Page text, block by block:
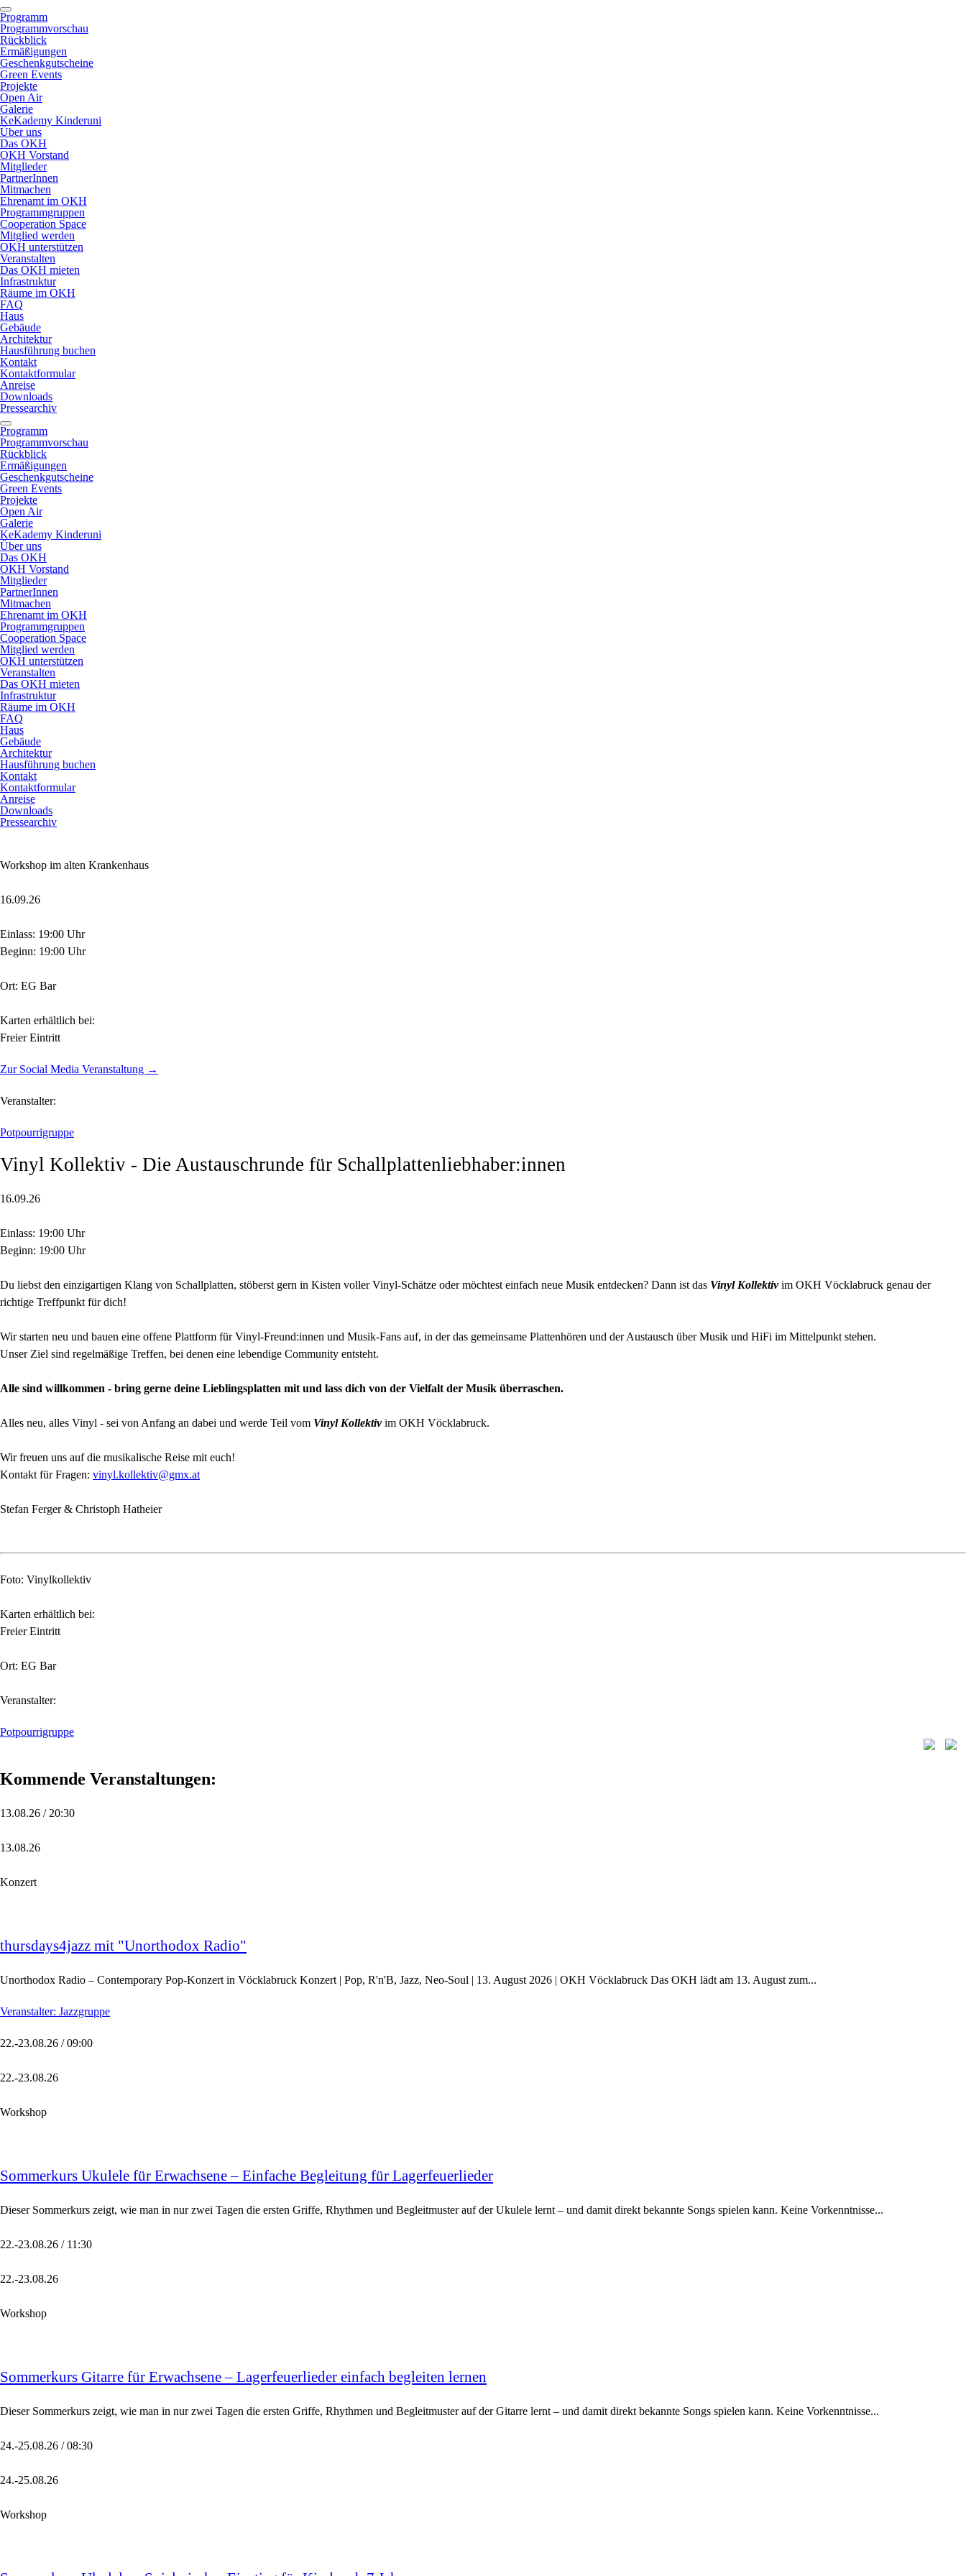
Programm
Programmvorschau
Rückblick
Ermäßigungen
Geschenkgutscheine
Green Events
Projekte
Open Air
Galerie
KeKademy Kinderuni
Über uns
Das OKH
OKH Vorstand
Mitglieder
PartnerInnen
Mitmachen
Ehrenamt im OKH
Programmgruppen
Cooperation Space
Mitglied werden
OKH unterstützen
Veranstalten
Das OKH mieten
Infrastruktur
Räume im OKH
FAQ
Haus
Gebäude
Architektur
Hausführung buchen
Kontakt
Kontaktformular
Anreise
Downloads
Pressearchiv
Programm
Programmvorschau
Rückblick
Ermäßigungen
Geschenkgutscheine
Green Events
Projekte
Open Air
Galerie
KeKademy Kinderuni
Über uns
Das OKH
OKH Vorstand
Mitglieder
PartnerInnen
Mitmachen
Ehrenamt im OKH
Programmgruppen
Cooperation Space
Mitglied werden
OKH unterstützen
Veranstalten
Das OKH mieten
Infrastruktur
Räume im OKH
FAQ
Haus
Gebäude
Architektur
Hausführung buchen
Kontakt
Kontaktformular
Anreise
Downloads
Pressearchiv
Workshop im alten Krankenhaus
16.09.26
Einlass: 19:00 Uhr
Beginn: 19:00 Uhr
Ort: EG Bar
Karten erhältlich bei:
Freier Eintritt
Zur Social Media Veranstaltung →
Veranstalter:
Potpourrigruppe
Vinyl Kollektiv - Die Austauschrunde für Schallplattenliebhaber:innen
16.09.26
Einlass: 19:00 Uhr
Beginn: 19:00 Uhr
Du liebst den einzigartigen Klang von Schallplatten, stöberst gern in Kisten voller Vinyl-Schätze oder möchtest einfach neue Musik entdecken? Dann ist das Vinyl Kollektivim OKH Vöcklabruck genau der
richtige Treffpunkt für dich!
Wir starten neu und bauen eine offene Plattform für Vinyl-Freund:innen und Musik-Fans auf, in der das gemeinsame Plattenhören und der Austausch über Musik und HiFi im Mittelpunkt stehen.
Unser Ziel sind regelmäßige Treffen, bei denen eine lebendige Community entsteht.
Alle sind willkommen - bring gerne deine Lieblingsplatten mit und lass dich von der Vielfalt der Musik überraschen.
Alles neu, alles Vinyl - sei von Anfang an dabei und werde Teil vom Vinyl Kollektivim OKH Vöcklabruck.
Wir freuen uns auf die musikalische Reise mit euch!
Kontakt für Fragen: vinyl.kollektiv@gmx.at
Stefan Ferger & Christoph Hatheier
Foto: Vinylkollektiv
Karten erhältlich bei:
Freier Eintritt
Ort: EG Bar
Veranstalter:
Potpourrigruppe
Kommende Veranstaltungen:
13.08.26 / 20:30
13.08.26
Konzert
thursdays4jazz mit "Unorthodox Radio"
Unorthodox Radio – Contemporary Pop-Konzert in Vöcklabruck Konzert | Pop, R'n'B, Jazz, Neo-Soul | 13. August 2026 | OKH Vöcklabruck Das OKH lädt am 13. August zum...
Veranstalter: Jazzgruppe
22.-23.08.26 / 09:00
22.-23.08.26
Workshop
Sommerkurs Ukulele für Erwachsene – Einfache Begleitung für Lagerfeuerlieder
Dieser Sommerkurs zeigt, wie man in nur zwei Tagen die ersten Griffe, Rhythmen und Begleitmuster auf der Ukulele lernt – und damit direkt bekannte Songs spielen kann. Keine Vorkenntnisse...
22.-23.08.26 / 11:30
22.-23.08.26
Workshop
Sommerkurs Gitarre für Erwachsene – Lagerfeuerlieder einfach begleiten lernen
Dieser Sommerkurs zeigt, wie man in nur zwei Tagen die ersten Griffe, Rhythmen und Begleitmuster auf der Gitarre lernt – und damit direkt bekannte Songs spielen kann. Keine Vorkenntnisse...
24.-25.08.26 / 08:30
24.-25.08.26
Workshop